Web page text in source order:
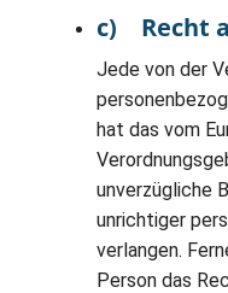
c) Recht
Jede von der
hat das vom
unverzügliche
unrichtiger
verlangen.
Person das